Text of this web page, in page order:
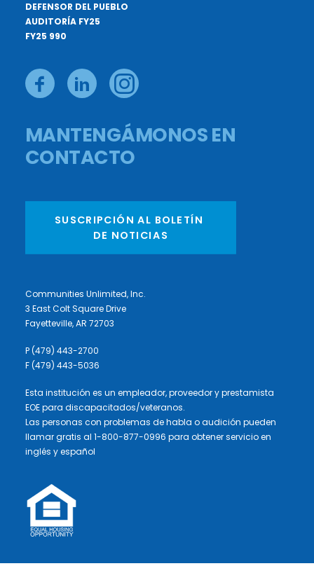
DEFENSOR DEL PUEBLO
AUDITORÍA FY25
FY25 990
MANTENGÁMONOS EN
CONTACTO
SUSCRIPCIÓN AL BOLETÍN
DE NOTICIAS
Communities Unlimited, Inc.
3 East Colt Square Drive
Fayetteville, AR 72703
P (479) 443-2700
F (479) 443-5036
Esta institución es un empleador, proveedor y prestamista
EOE para discapacitados/veteranos.
Las personas con problemas de habla o audición pueden
llamar gratis al 1-800-877-0996 para obtener servicio en
inglés y español